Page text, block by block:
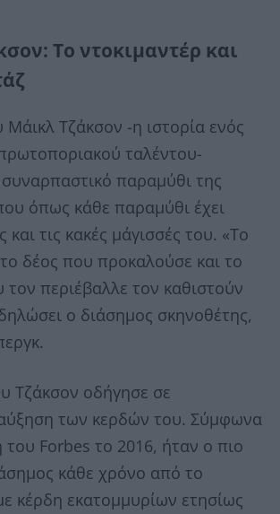
Το ντοκιμαντέρ και
Μάικλ Τζάκσον -η ιστορία ενός
ταλέντου-
παραμύθι της
όπως κάθε παραμύθι έχει
και τις κακές μάγισσές του. «Το
δέος που προκαλούσε και το
περιέβαλλε τον καθιστούν
ο διάσημος σκηνοθέτης,
Τζάκσον οδήγησε σε
των κερδών του. Σύμφωνα
του Forbes το 2016, ήταν ο πιο
κάθε χρόνο από το
κέρδη εκατομμυρίων ετησίως